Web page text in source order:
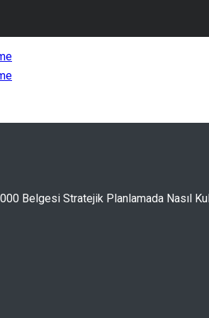
Belgesi Stratejik Planlamada Nasıl